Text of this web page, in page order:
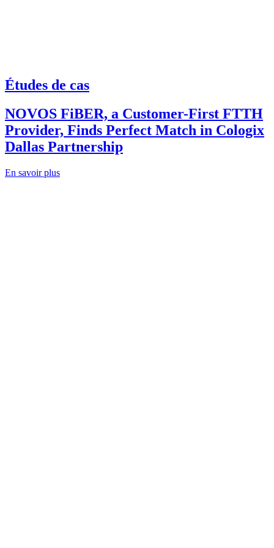
Études de cas
NOVOS FiBER, a Customer-First FTTH
Provider, Finds Perfect Match in Cologix
Dallas Partnership
En savoir plus